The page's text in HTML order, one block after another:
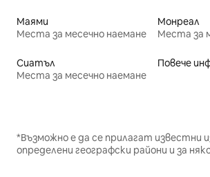
Маями
Места за месечно наемане
Монреал
Места за
Сиатъл
Места за месечно наемане
Повече
*Възможно е да се прилагат известни
определени географски райони и за